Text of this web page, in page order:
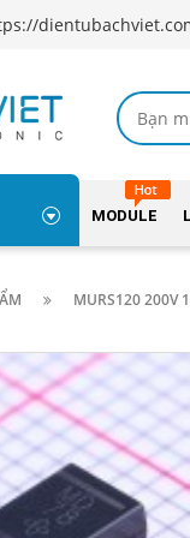
MODULE
MURS120 200V